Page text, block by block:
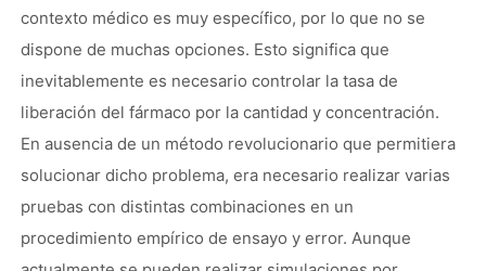
contexto médico es muy específico, por lo que no se
dispone de muchas opciones. Esto significa que
inevitablemente es necesario controlar la tasa de
liberación del fármaco por la cantidad y concentración.
En ausencia de un método revolucionario que permitiera
solucionar dicho problema, era necesario realizar varias
pruebas con distintas combinaciones en un
procedimiento empírico de ensayo y error. Aunque